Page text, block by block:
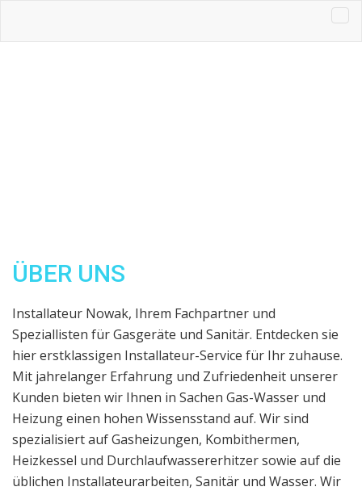
ÜBER UNS
Installateur Nowak, Ihrem Fachpartner und
Speziallisten für Gasgeräte und Sanitär. Entdecken sie
hier erstklassigen Installateur-Service für Ihr zuhause.
Mit jahrelanger Erfahrung und Zufriedenheit unserer
Kunden bieten wir Ihnen in Sachen Gas-Wasser und
Heizung einen hohen Wissensstand auf. Wir sind
spezialisiert auf Gasheizungen, Kombithermen,
Heizkessel und Durchlaufwassererhitzer sowie auf die
üblichen Installateurarbeiten, Sanitär und Wasser. Wir